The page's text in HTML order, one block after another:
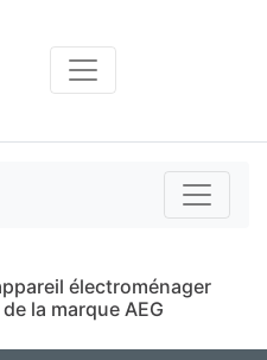
électroménager
la marque AEG